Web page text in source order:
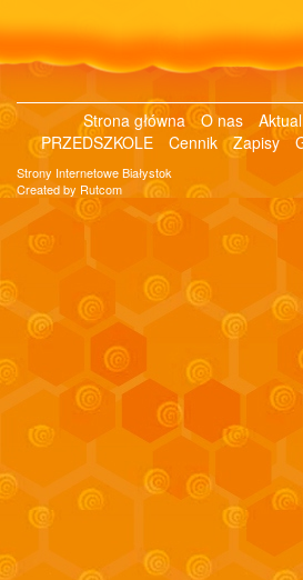
Strona główna O nas
PRZEDSZKOLE
Cennik Zapisy
Strony Internetowe Białystok
Created by Rutcom